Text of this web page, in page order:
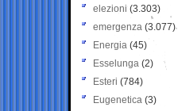
elezioni (3.303)
emergenza (3.077)
Energia (45)
Esselunga (2)
Esteri (784)
Eugenetica (3)